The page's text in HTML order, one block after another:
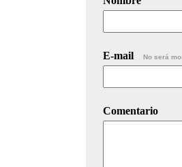
E-mail No será
Comentario